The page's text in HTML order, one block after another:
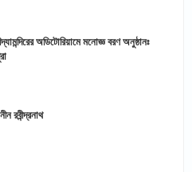
অডিটোরিয়ামে মনোজ্ঞ বরণ অনুষ্ঠানঃ
রবীন্দ্রনাথ